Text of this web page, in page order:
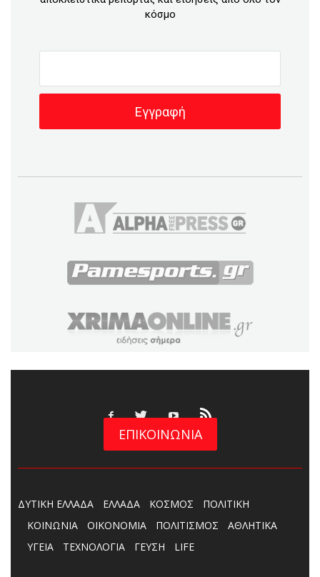
κόσμο
ΕΠΙΚΟΙΝΩΝΙΑ
ΔΥΤΙΚΗ ΕΛΛΑΔΑ ΕΛΛΑΔΑ ΚΟΣΜΟΣ
ΠΟΛΙΤΙΚΗ
ΚΟΙΝΩΝΙΑ
ΟΙΚΟΝΟΜΙΑ ΠΟΛΙΤΙΣΜΟΣ
ΑΘΛΗΤΙΚΑ
ΥΓΕΙΑ
ΤΕΧΝΟΛΟΓΙΑ ΓΕΥΣΗ LIFE